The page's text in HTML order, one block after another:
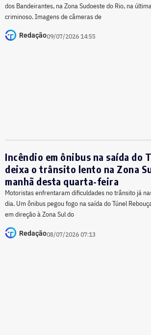
dos Bandeirantes, na Zona Sudoeste do Rio, na
criminoso. Imagens de câmeras de
Redação09/07/2026 14:55
Incêndio em ônibus na saída do
deixa o trânsito lento na Zona
manhã desta quarta-feira
Motoristas enfrentaram dificuldades no trânsito já
dia. Um ônibus pegou fogo na saída do Túnel
em direção à Zona Sul do
Redação08/07/2026 07:13